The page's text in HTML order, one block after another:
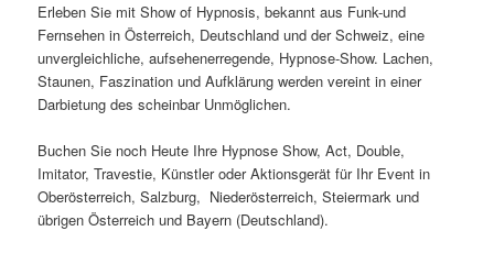
Erleben Sie mit Show of Hypnosis, bekannt aus Funk-und
Fernsehen in Österreich, Deutschland und der Schweiz, eine
unvergleichliche, aufsehenerregende, Hypnose-Show. Lachen,
Staunen, Faszination und Aufklärung werden vereint in einer
Darbietung des scheinbar Unmöglichen.
Buchen Sie noch Heute Ihre Hypnose Show, Act, Double,
Imitator, Travestie, Künstler oder Aktionsgerät für Ihr Event in
Oberösterreich, Salzburg, Niederösterreich, Steiermark und
übrigen Österreich und Bayern (Deutschland).